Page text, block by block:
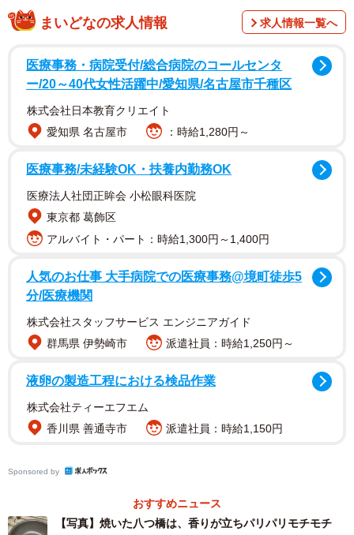
「私は悪い奈良県民だから教えてあげるね
と、その模様を紹介したのはFM814アナウンサーで「カフ
ェオリオン」（奈良市）オーナーの フジコさん
（@ogoogoyakitori）。
まいどなの求人情報 求人情報一覧へ
医療事務・病院受付/総合病院のコールセンタ
ー/20～40代女性活躍中/愛知県/名古屋市千種区
株式会社日本教育クリエイト
愛知県 名古屋市
：時給1,280円～
医療事務/未経験OK・扶養内勤務OK
医療法人社団正眸会 小松眼科医院
東京都 葛飾区
アルバイト・パート：時給1,300円～1,400円
人気のお仕事 大手病院での医療事務@境町徒歩5
分/医療機関
株式会社スタッフサービス エンジニアガイド
群馬県 伊勢崎市
派遣社員：時給1,250円～
液卵の製造工程における検品作業
株式会社ティーエフエム
香川県 善通寺市
派遣社員：時給1,150円
Sponsored by
おすすめニュース
【写真】焼いた八つ橋は、香りが立ちパリパリモチモチ